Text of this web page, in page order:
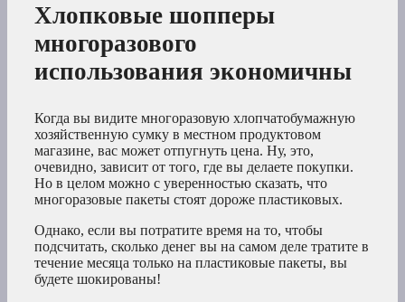
Хлопковые шопперы
многоразового
использования экономичны
Когда вы видите многоразовую хлопчатобумажную
хозяйственную сумку в местном продуктовом
магазине, вас может отпугнуть цена. Ну, это,
очевидно, зависит от того, где вы делаете покупки.
Но в целом можно с уверенностью сказать, что
многоразовые пакеты стоят дороже пластиковых.
Однако, если вы потратите время на то, чтобы
подсчитать, сколько денег вы на самом деле тратите в
течение месяца только на пластиковые пакеты, вы
будете шокированы!